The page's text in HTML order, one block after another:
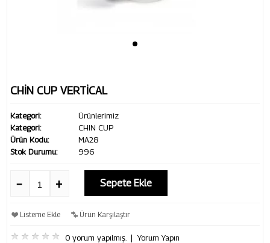
CHİN CUP VERTİCAL
Kategori:
Ürünlerimiz
Kategori:
CHIN CUP
Ürün Kodu:
MA28
Stok Durumu:
996
Sepete Ekle
Listeme Ekle Ürün Karşılaştır
0 yorum yapılmış. |Yorum Yapın